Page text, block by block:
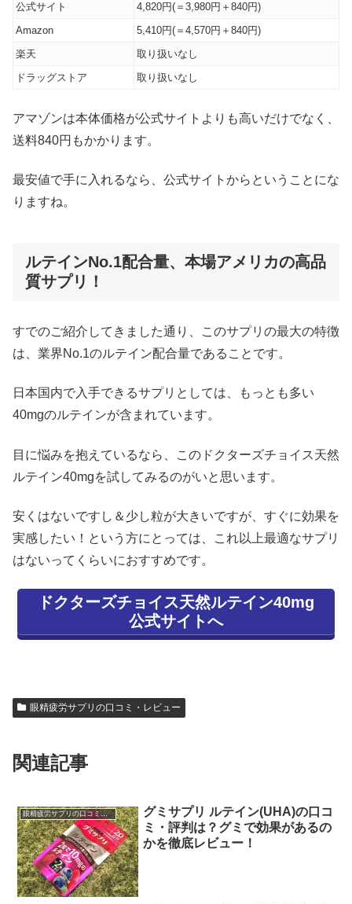
公式サイト
4,820円(＝3,980円＋840円)
Amazon
5,410円(＝4,570円＋840円)
楽天
取り扱いなし
ドラッグストア
取り扱いなし
アマゾンは本体価格が公式サイトよりも高いだけでなく、
送料840円もかかります。
最安値で手に入れるなら、公式サイトからということにな
りますね。
ルテインNo.1配合量、本場アメリカの高品
質サプリ！
すでのご紹介してきました通り、このサプリの最大の特徴
は、業界No.1のルテイン配合量であることです。
日本国内で入手できるサプリとしては、もっとも多い
40mgのルテインが含まれています。
目に悩みを抱えているなら、このドクターズチョイス天然
ルテイン40mgを試してみるのがいと思います。
安くはないですし＆少し粒が大きいですが、すぐに効果を
実感したい！という方にとっては、これ以上最適なサプリ
はないってくらいにおすすめです。
ドクターズチョイス天然ルテイン40mg
公式サイトへ
眼精疲労サプリの口コミ・レビュー
関連記事
眼精疲労サプリの口コミ・レビュー
グミサプリ ルテイン(UHA)の口コ
ミ・評判は？グミで効果があるの
かを徹底レビュー！